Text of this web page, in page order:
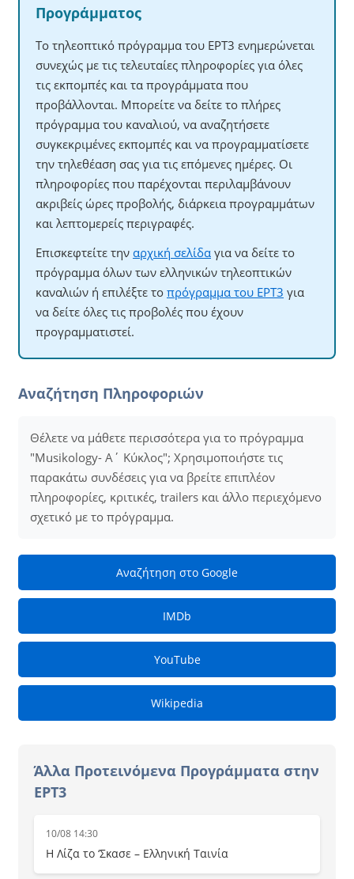
Προγράμματος
Το τηλεοπτικό πρόγραμμα του ΕΡΤ3 ενημερώνεται
συνεχώς με τις τελευταίες πληροφορίες για όλες
τις εκπομπές και τα προγράμματα που
προβάλλονται. Μπορείτε να δείτε το πλήρες
πρόγραμμα του καναλιού, να αναζητήσετε
συγκεκριμένες εκπομπές και να προγραμματίσετε
την τηλεθέαση σας για τις επόμενες ημέρες. Οι
πληροφορίες που παρέχονται περιλαμβάνουν
ακριβείς ώρες προβολής, διάρκεια προγραμμάτων
και λεπτομερείς περιγραφές.
Επισκεφτείτε την αρχική σελίδα για να δείτε το
πρόγραμμα όλων των ελληνικών τηλεοπτικών
καναλιών ή επιλέξτε το πρόγραμμα του ΕΡΤ3 για
να δείτε όλες τις προβολές που έχουν
προγραμματιστεί.
Αναζήτηση Πληροφοριών
Θέλετε να μάθετε περισσότερα για το πρόγραμμα
"Musikology- Α΄ Κύκλος"; Χρησιμοποιήστε τις
παρακάτω συνδέσεις για να βρείτε επιπλέον
πληροφορίες, κριτικές, trailers και άλλο περιεχόμενο
σχετικό με το πρόγραμμα.
Αναζήτηση στο Google
IMDb
YouTube
Wikipedia
Άλλα Προτεινόμενα Προγράμματα στην
ΕΡΤ3
10/08 14:30
Η Λίζα το ‘Σκασε – Ελληνική Ταινία